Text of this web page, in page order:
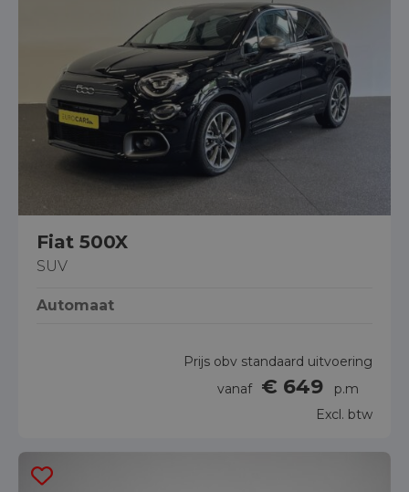
Fiat 500X
SUV
Automaat
Prijs obv standaard uitvoering
vanaf € 649
p.m
Excl. btw